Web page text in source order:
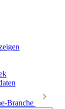
Branche